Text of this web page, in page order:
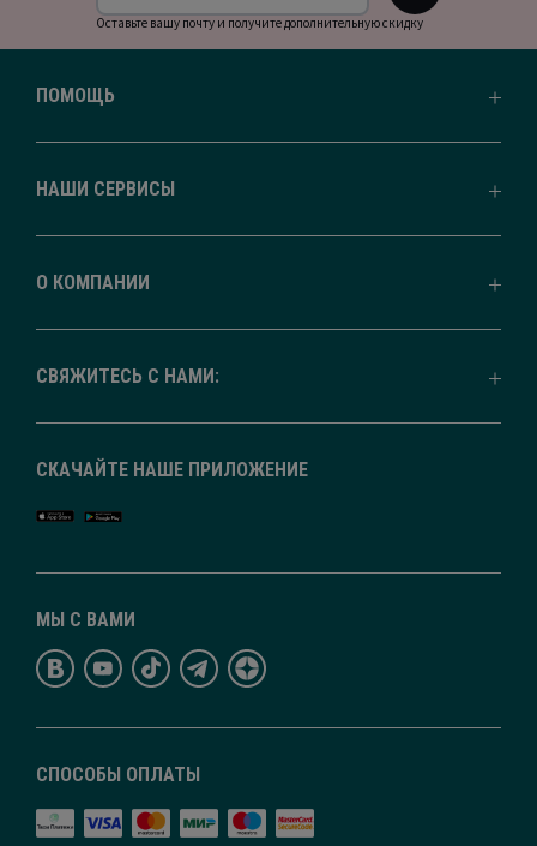
Оставьте вашу почту и получите дополнительную скидку
ПОМОЩЬ
НАШИ СЕРВИСЫ
О КОМПАНИИ
СВЯЖИТЕСЬ С НАМИ:
СПОСОБЫ ОПЛАТЫ
МЫ С ВАМИ
СКАЧАЙТЕ НАШЕ ПРИЛОЖЕНИЕ